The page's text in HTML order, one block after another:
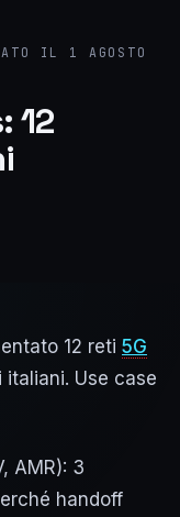
IL 1 AGOSTO
12
12 reti 5G
Use case
AMR): 3
handoff